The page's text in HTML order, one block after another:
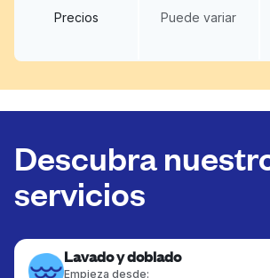
Precios Puede variar
Descubra
servicios
Lavado y doblado
Empieza desde: